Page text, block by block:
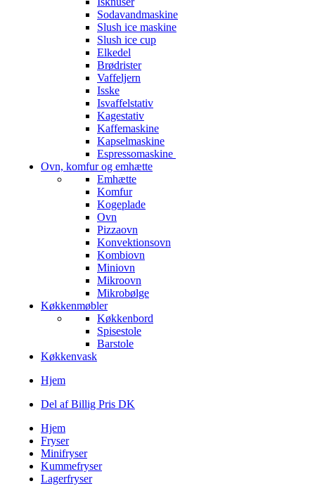
Sodavandmaskine
Slush ice maskine
Slush ice cup
Elkedel
Brødrister
Vaffeljern
Isske
Isvaffelstativ
Kagestativ
Kaffemaskine
Kapselmaskine
Espressomaskine
Ovn, komfur og emhætte
Emhætte
Komfur
Kogeplade
Ovn
Pizzaovn
Konvektionsovn
Kombiovn
Miniovn
Mikroovn
Mikrobølge
Køkkenmøbler
Køkkenbord
Spisestole
Barstole
Køkkenvask
Hjem
Del af Billig Pris DK
Hjem
Fryser
Minifryser
Kummefryser
Lagerfryser